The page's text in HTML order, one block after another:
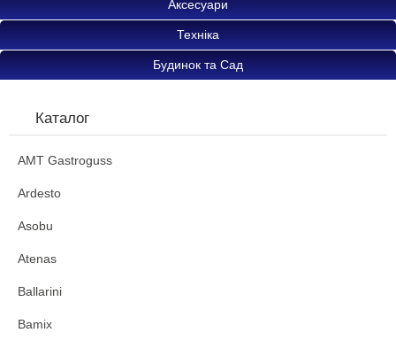
Аксесуари
Техніка
Будинок та Сад
Каталог
AMT Gastroguss
Ardesto
Asobu
Atenas
Ballarini
Bamix